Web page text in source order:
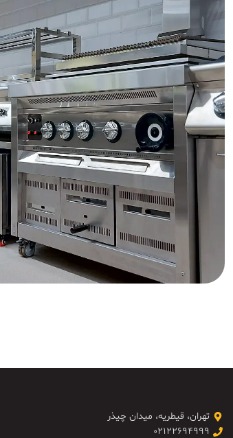
تهران، قیطریه، میدان چیذر
۰۲۱۲۲۶۹۴۹۹۹